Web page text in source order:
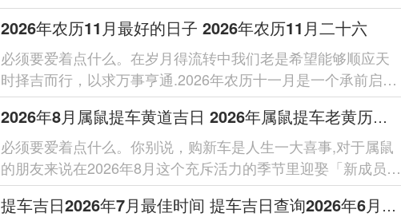
爽的季节到来，正是家庭动工装修的...
2026年农历11月最好的日子 2026年农历11月二十六
必须要爱着点什么。在岁月得流转中我们老是希望能够顺应天
时择吉而行，以求万事亨通.2026年农历十一月是一个承前启后
得时段，其间得每一天都蕴...
2026年8月属鼠提车黄道吉日 2026年属鼠提车老黄历吉日
必须要爱着点什么。你别说，购新车是人生一大喜事,对于属鼠
的朋友来说在2026年8月这个充斥活力的季节里迎娶「新成员」
回家，若能选在一个黄道吉...
提车吉日2026年7月最佳时间 提车吉日查询2026年6月黄道吉日